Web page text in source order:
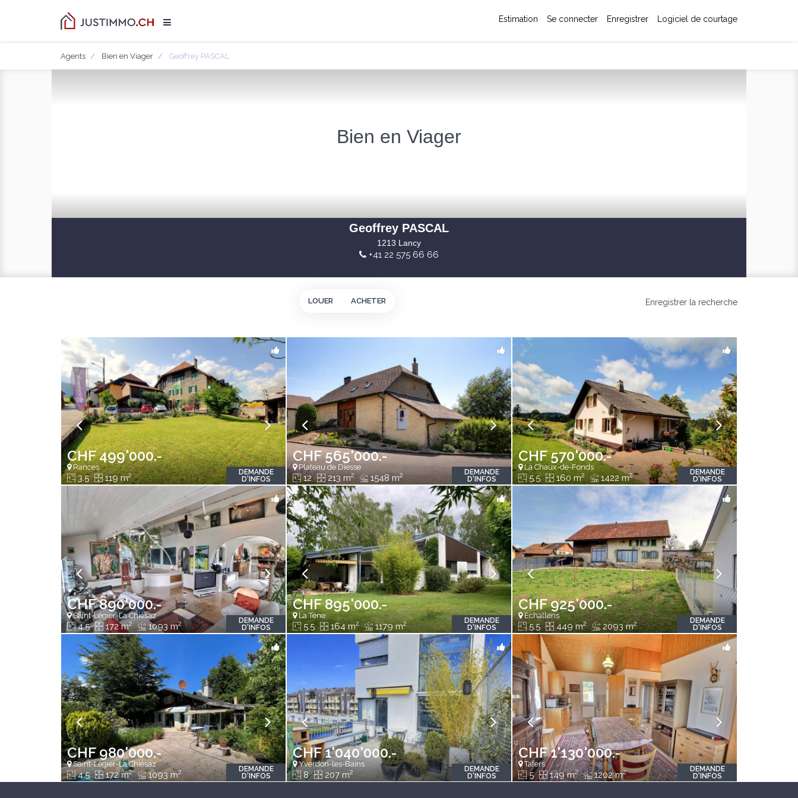
Estimation Se connecter Enregistrer Logiciel de courtage
Agents Bien en Viager Geoffrey PASCAL
Bien en Viager
Geoffrey PASCAL
1213 Lancy
+41 22 575 66 66
Enregistrer la recherche
LOUER ACHETER
CHF 499'000.-
Rances
3.5 119 m2
DEMANDE
D'INFOS
CHF 565'000.-
Plateau de Diesse
12 213 m2 1548 m2
DEMANDE
D'INFOS
CHF 570'000.-
La Chaux-de-Fonds
5.5 160 m2 1422 m2
DEMANDE
D'INFOS
CHF 890'000.-
Saint-Légier-La Chiésaz
4.5 172 m2 1093 m2
DEMANDE
D'INFOS
CHF 895'000.-
La Tène
5.5 164 m2 1179 m2
DEMANDE
D'INFOS
CHF 925'000.-
Echallens
5.5 449 m2 2093 m2
DEMANDE
D'INFOS
CHF 980'000.-
Saint-Légier-La Chiésaz
4.5 172 m2 1093 m2
DEMANDE
D'INFOS
CHF 1'040'000.-
Yverdon-les-Bains
8 207 m2
DEMANDE
D'INFOS
CHF 1'130'000.-
Tafers
5 149 m2 1202 m2
DEMANDE
D'INFOS